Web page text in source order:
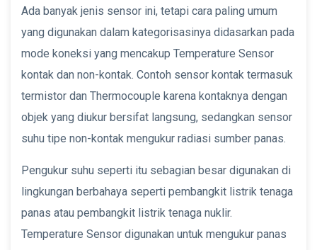
Ada banyak jenis sensor ini, tetapi cara paling umum
yang digunakan dalam kategorisasinya didasarkan pada
mode koneksi yang mencakup Temperature Sensor
kontak dan non-kontak. Contoh sensor kontak termasuk
termistor dan Thermocouple karena kontaknya dengan
objek yang diukur bersifat langsung, sedangkan sensor
suhu tipe non-kontak mengukur radiasi sumber panas.
Pengukur suhu seperti itu sebagian besar digunakan di
lingkungan berbahaya seperti pembangkit listrik tenaga
panas atau pembangkit listrik tenaga nuklir.
Temperature Sensor digunakan untuk mengukur panas